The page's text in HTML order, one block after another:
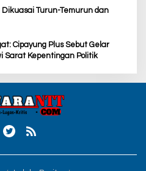
Dikuasai Turun-Temurun dan
Cipayung Plus Sebut Gelar
Sarat Kepentingan Politik